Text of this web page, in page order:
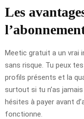
Les
Meetic gratuit a un vrai
sans risque. Tu peux
profils présents et la
surtout si tu n’as
hésites à payer avant
fonctionne.